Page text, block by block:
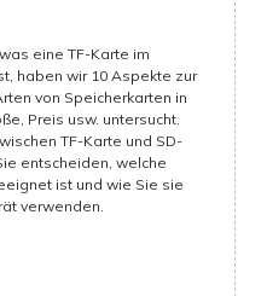
eine TF-Karte im
haben wir 10 Aspekte zur
von Speicherkarten in
Preis usw. untersucht.
TF-Karte und SD-
entscheiden, welche
ist und wie Sie sie
verwenden.